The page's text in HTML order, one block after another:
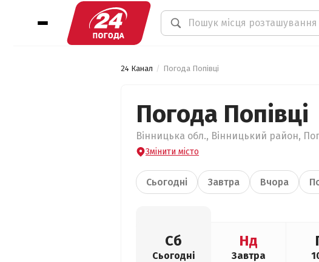
24 Канал Погода Попівці
Погода Попівці
Вінницька обл., Вінницький район,
Змінити місто
Сьогодні Завтра Вчора
Сб
Сьогодні
Нд
Завтра